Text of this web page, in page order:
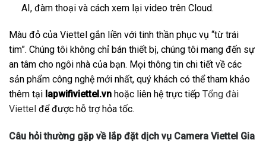
AI, đàm thoại và cách xem lại video trên Cloud.
Màu đỏ của Viettel gắn liền với tinh thần phục vụ “từ trái
tim”. Chúng tôi không chỉ bán thiết bị, chúng tôi mang đến sự
an tâm cho ngôi nhà của bạn. Mọi thông tin chi tiết về các
sản phẩm công nghệ mới nhất, quý khách có thể tham khảo
thêm tại lapwifiviettel.vn hoặc liên hệ trực tiếp Tổng đài
Viettel để được hỗ trợ hỏa tốc.
Câu hỏi thường gặp về lắp đặt dịch vụ Camera Viettel Gia